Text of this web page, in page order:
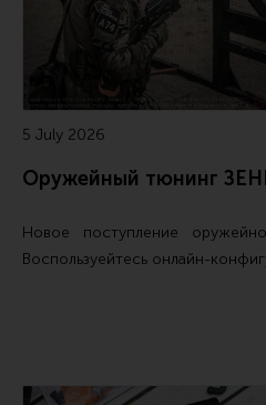
5 July 2026
Оружейный тюнинг
Новое поступление
Воспользуейтесь онлайн-